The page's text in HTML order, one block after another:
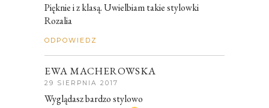
Pięknie i z klasą. Uwielbiam takie stylowki
Rozalia
ODPOWIEDZ
EWA MACHEROWSKA
29 SIERPNIA 2017
Wyglądasz bardzo stylowo